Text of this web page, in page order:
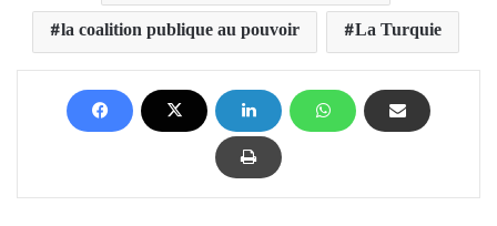
la coalition publique au pouvoir
La Turquie